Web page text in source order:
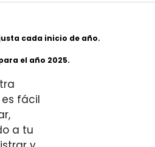
cada inicio de año.
el año 2025.